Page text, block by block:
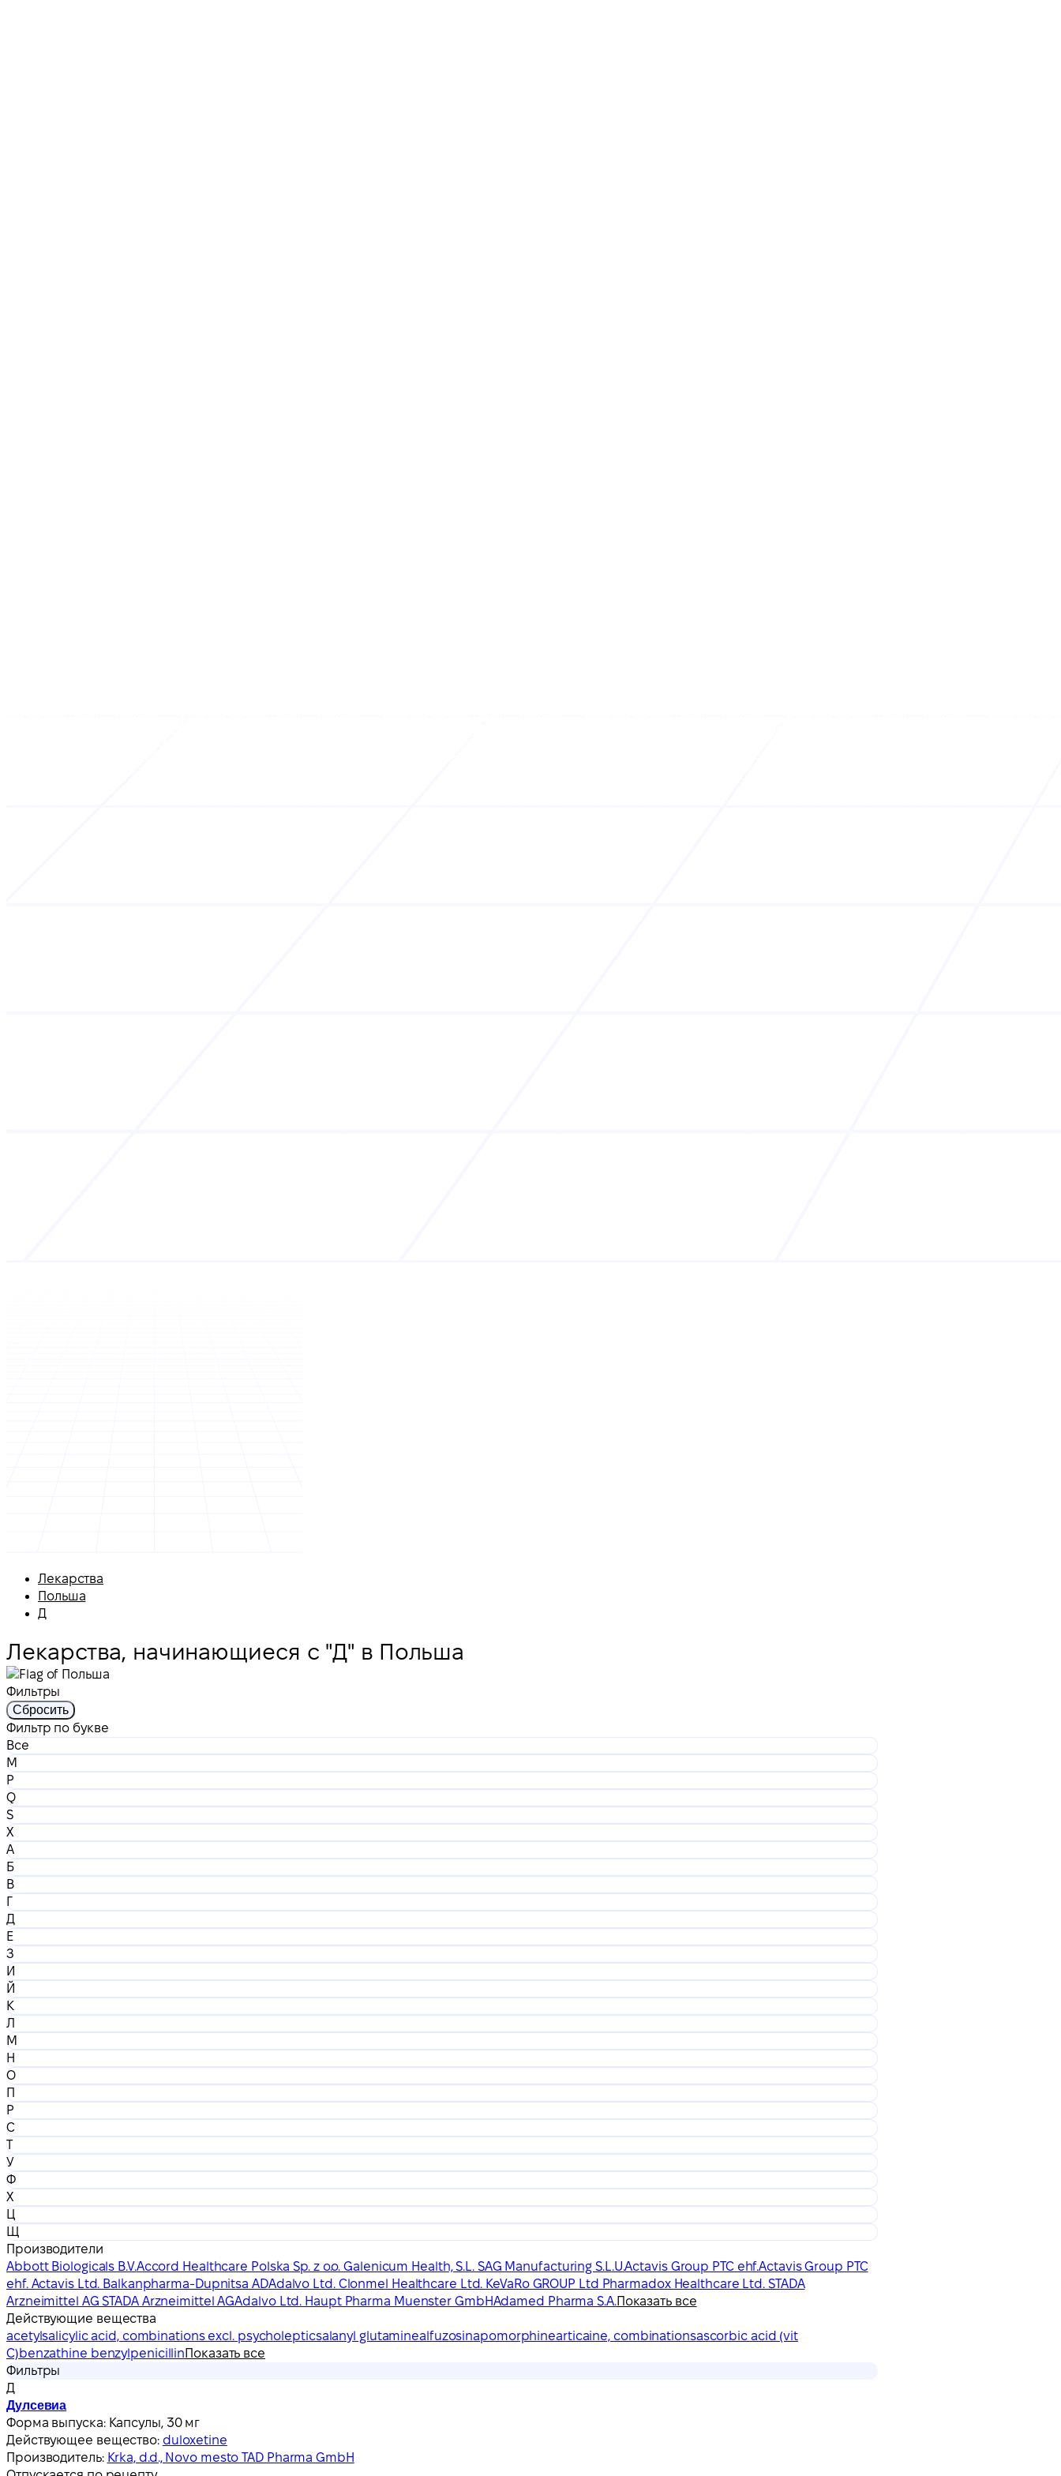
Лекарства
Польша
Д
Лекарства, начинающиеся с "Д" в Польша
Фильтры
Сбросить
Фильтр по букве
Все
M
P
Q
S
X
А
Б
В
Г
Д
Е
З
И
Й
К
Л
М
Н
О
П
Р
С
Т
У
Ф
Х
Ц
Щ
Производители
Abbott Biologicals B.V.Accord Healthcare Polska Sp. z o.o. Galenicum Health, S.L. SAG Manufacturing S.L.U.Actavis Group PTC ehf.Actavis Group PTC
ehf. Actavis Ltd. Balkanpharma-Dupnitsa ADAdalvo Ltd. Clonmel Healthcare Ltd. KeVaRo GROUP Ltd Pharmadox Healthcare Ltd. STADA
Arzneimittel AG STADA Arzneimittel AGAdalvo Ltd. Haupt Pharma Muenster GmbHAdamed Pharma S.A.Показать все
Действующие вещества
acetylsalicylic acid, combinations excl. psycholepticsalanyl glutaminealfuzosinapomorphinearticaine, combinationsascorbic acid (vit
C)benzathine benzylpenicillinПоказать все
Фильтры
Д
Дулсевиа
Форма выпуска: Капсулы, 30 мг
Действующее вещество: duloxetine
Производитель: Krka, d.d., Novo mesto TAD Pharma GmbH